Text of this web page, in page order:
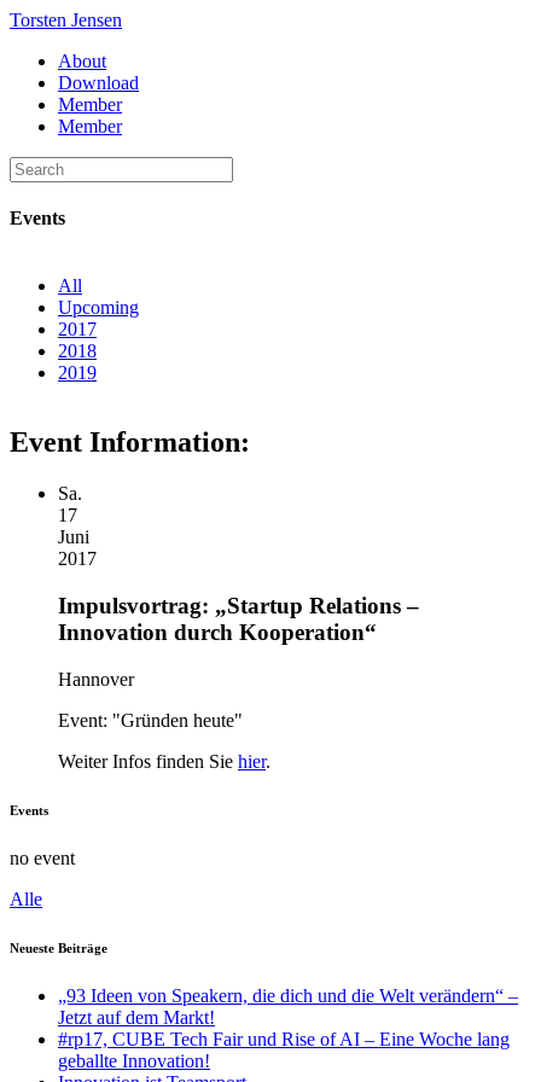
Torsten Jensen
About
Download
Member
Member
Events
All
Upcoming
2017
2018
2019
Event Information:
Sa.
17
Juni
2017
Impulsvortrag: „Startup Relations –
Innovation durch Kooperation“
Hannover
Event: "Gründen heute"
Weiter Infos finden Sie hier.
Events
no event
Alle
Neueste Beiträge
„93 Ideen von Speakern, die dich und die Welt verändern“ –
Jetzt auf dem Markt!
#rp17, CUBE Tech Fair und Rise of AI – Eine Woche lang
geballte Innovation!